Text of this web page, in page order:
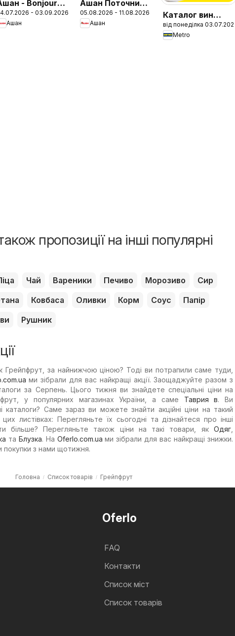
- Bonjour
знань- 03.09.2026
Ашан
Ашан Поточний
каталог
05.08.2026 - 11.08.2026
Ашан
Каталог вин
Європи
від понеділка 03.07.2023
Metro
пропозиції на інші популярні
Чай Вареники Печиво Морозиво
Сир
Ковбаса Оливки Корм Соус
Папір
Рушник
Грейпфрут, за найнижчою ціною? Тоді ви потрапили саме туди,
ми зібрали для вас найкращі акції. Заощаджуйте разом з
за Серпень. Цього тижня ви знайдете спеціальні ціни на
у популярних магазинах України, а саме Таврия в. Ви
каталоги? Саме зараз ви можете знайти акційні ціни на такий
листівках: Перегляньте їх сьогодні та дізнайтеся про інші
більше? Перегляньте також ціни на такі товари, як Одяг
та Блузка. На Oferlo.com.ua ми зібрали для вас найкращі знижки.
покупки з нами щотижня.
Головна Список товарів Грейпфрут
Oferlo
FAQ
Контакти
Cписок міст
Список товарів